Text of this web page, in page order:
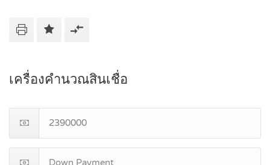
เครื่องคำนวณสินเชื่อ